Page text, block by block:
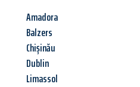
Amadora
Balzers
Chișinău
Dublin
Limassol